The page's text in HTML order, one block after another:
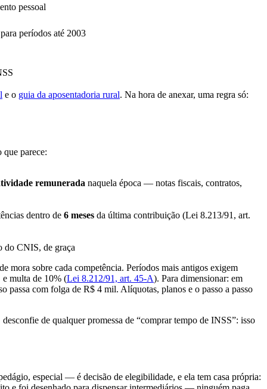
pessoal
períodos até 2003
e o guia da aposentadoria rural. Na hora de anexar, uma regra só:
que parece:
remunerada naquela época — notas fiscais, contratos,
dentro de 6 meses da última contribuição (Lei 8.213/91, art.
do CNIS, de graça
mora sobre cada competência. Períodos mais antigos exigem
multa de 10% (Lei 8.212/91, art. 45-A). Para dimensionar: em
com folga de R$ 4 mil. Alíquotas, planos e o passo a passo
de qualquer promessa de “comprar tempo de INSS”: isso
especial — é decisão de elegibilidade, e ela tem casa própria: